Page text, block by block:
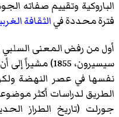
الباروكية وتقييم صفاته
فترة محددة فيالثقافة
أول من رفض المعنى السلبي
سيسيرون، 1855)
نفسها في عصر النهضة
الطريق لدراسات أكثر
جورلت (تاريخ الطراز